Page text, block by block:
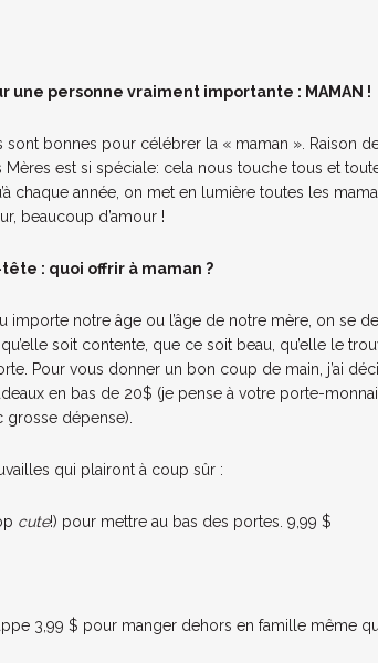
une personne vraiment importante : MAMAN !
sont bonnes pour célébrer la « maman ». Raison
Mères est si spéciale: cela nous touche tous et
chaque année, on met en lumière toutes les
beaucoup d’amour !
: quoi offrir à maman ?
importe notre âge ou l’âge de notre mère, on se
soit contente, que ce soit beau, qu’elle le
Pour vous donner un bon coup de main, j’ai
en bas de 20$ (je pense à votre porte-
grosse dépense).
qui plairont à coup sûr :
cute!) pour mettre au bas des portes. 9,99 $
3,99 $ pour manger dehors en famille même